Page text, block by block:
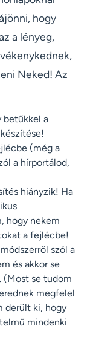
hogy
a lényeg,
Neked! Az
betűkkel a
(még a
a hírportálod,
hiányzik! Ha
hogy nekem
a fejlécbe!
szól a
és akkor se
(Most se tudom
megfelel
derült ki, hogy
mindenki